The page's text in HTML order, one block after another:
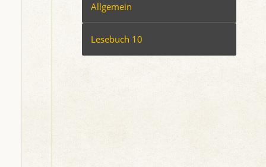
Allgemein
Lesebuch 10